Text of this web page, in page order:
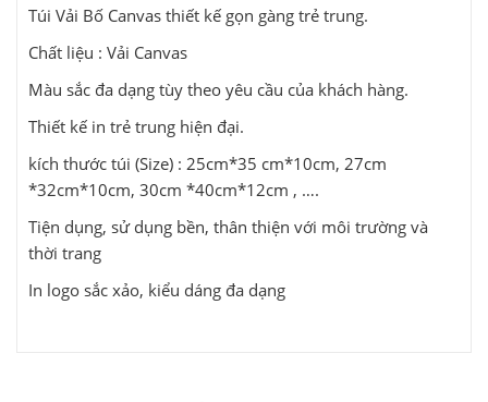
Túi Vải Bố Canvas thiết kế gọn gàng trẻ trung.
Chất liệu : Vải Canvas
Màu sắc đa dạng tùy theo yêu cầu của khách hàng.
Thiết kế in trẻ trung hiện đại.
kích thước túi (Size) : 25cm*35 cm*10cm, 27cm
*32cm*10cm, 30cm *40cm*12cm , ….
Tiện dụng, sử dụng bền, thân thiện với môi trường và
thời trang
In logo sắc xảo, kiểu dáng đa dạng